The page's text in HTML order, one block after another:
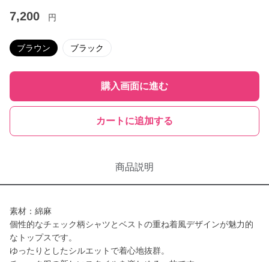
7,200 円
ブラウン ブラック
購入画面に進む
カートに追加する
商品説明
素材：綿麻
個性的なチェック柄シャツとベストの重ね着風デザインが魅力的
なトップスです。
ゆったりとしたシルエットで着心地抜群。